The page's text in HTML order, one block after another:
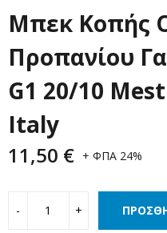
Μπεκ Κοπής
Προπανίου
G1 20/10
Italy
11,50 € + ΦΠΑ 24%